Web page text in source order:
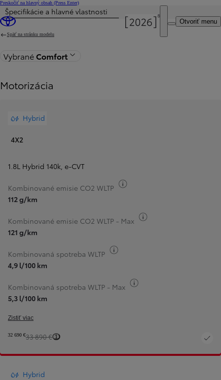
Preskočiť na hlavný obsah (Press Enter)
Otvoriť menu
Cena je aktualizovaná Cena vašej konfigurácie je 32 690 €.
Špecifikácie a hlavné vlastnosti
Späť na stránku modelu
VybranéComfort
Motorizácia
Hybrid
4X2
1.8L Hybrid 140k, e‑CVT
Kombinované emisie CO2 WLTP
112 g/km
Kombinované emisie CO2 WLTP - Max
121 g/km
Kombinovaná spotreba WLTP
4,9 l/100 km
Kombinovaná spotreba WLTP - Max
5,3 l/100 km
Zistiť viac
32 690 €33 890 € 1
Hybrid